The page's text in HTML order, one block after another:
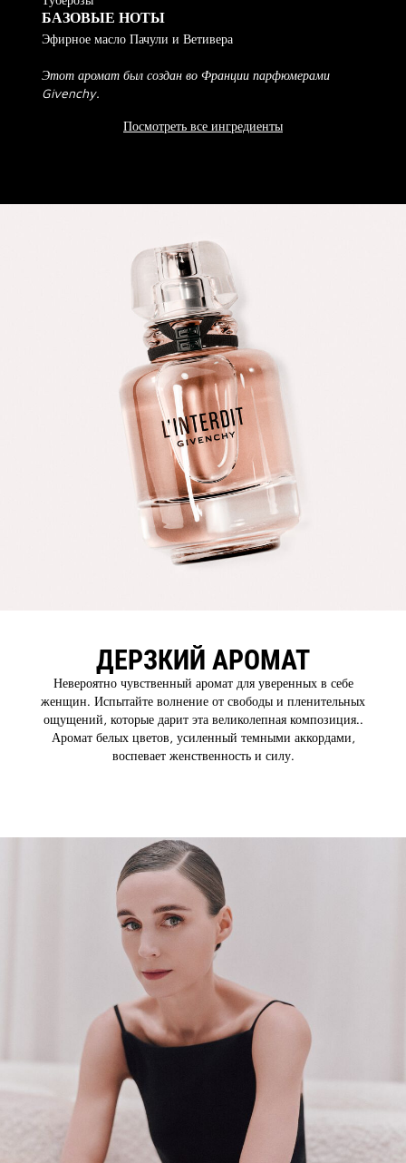
БАЗОВЫЕ НОТЫ
Эфирное масло Пачули и Ветивера
Этот аромат был создан во Франции парфюмерами
Givenchy.
Посмотреть все ингредиенты
ДЕРЗКИЙ АРОМАТ
Невероятно чувственный аромат для уверенных в себе
женщин. Испытайте волнение от свободы и пленительных
ощущений, которые дарит эта великолепная композиция..
Аромат белых цветов, усиленный темными аккордами,
воспевает женственность и силу.